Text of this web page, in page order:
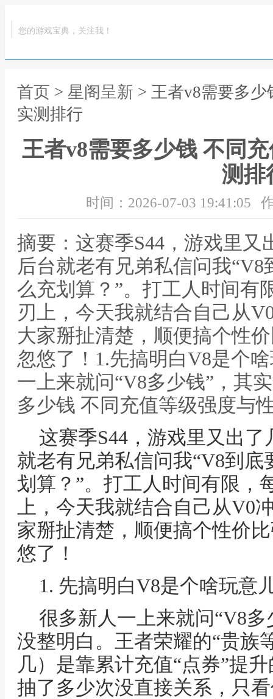
您的游戏宝典，关注我！
首页 > 星阁呈新 > 王者v8需要多
实测排行
王者v8需要多少钱 不同
测排
时间：2026-07-03 19:41:05
摘要：这赛季S44，游戏里
后台就老有兄弟私信问我“V8
么充划算？”。打工人时间有
刃上，今天我就结合自己从
大家掰扯清楚，顺便搞个性
忽悠了！1.先搞明白V8是个
一上来就问“V8多少钱”，其
多少钱 不同充值等级强度与
这赛季S44，游戏里又出
就老有兄弟私信问我“V8到底
划算？”。打工人时间有限，
上，今天我就结合自己从V0
家掰扯清楚，顺便搞个性价
悠了！
1. 先搞明白V8是个啥玩意
很多新人一上来就问“V8
没整明白。王者荣耀的“贵族
几）是靠累计充值“点券”提
抽了多少次没直接关系，只